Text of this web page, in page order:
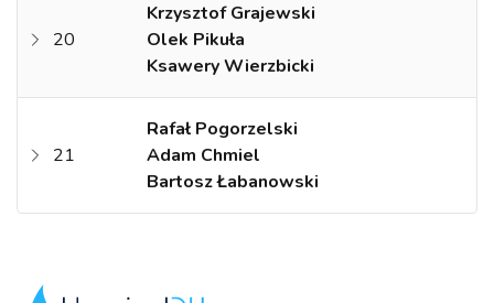
20
Krzysztof Grajewski
Olek Pikuła
Ksawery Wierzbicki
21
Rafał Pogorzelski
Adam Chmiel
Bartosz Łabanowski